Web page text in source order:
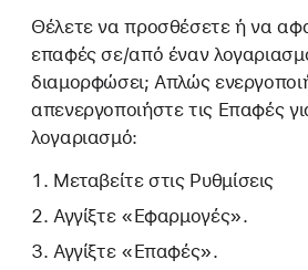
Θέλετε να προσθέσετε ή να
επαφές σε/από έναν
διαμορφώσει; Απλώς
απενεργοποιήστε τις Επαφές
λογαριασμό:
Μεταβείτε στις Ρυθμίσεις
Αγγίξτε «Εφαρμογές».
Αγγίξτε «Επαφές».